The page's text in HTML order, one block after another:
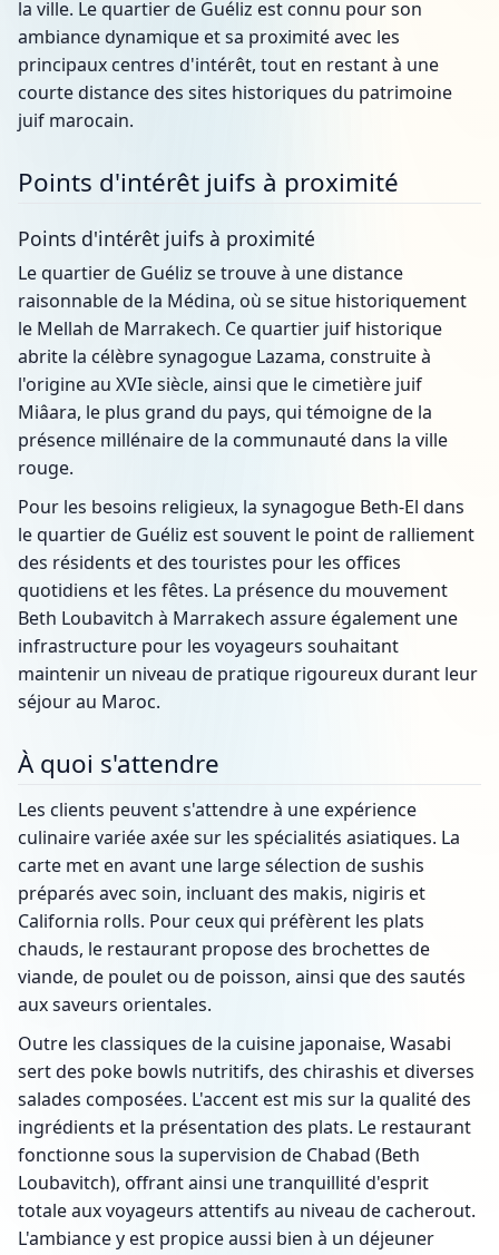
la ville. Le quartier de Guéliz est connu pour son
ambiance dynamique et sa proximité avec les
principaux centres d'intérêt, tout en restant à une
courte distance des sites historiques du patrimoine
juif marocain.
Points d'intérêt juifs à proximité
Points d'intérêt juifs à proximité
Le quartier de Guéliz se trouve à une distance
raisonnable de la Médina, où se situe historiquement
le Mellah de Marrakech. Ce quartier juif historique
abrite la célèbre synagogue Lazama, construite à
l'origine au XVIe siècle, ainsi que le cimetière juif
Miâara, le plus grand du pays, qui témoigne de la
présence millénaire de la communauté dans la ville
rouge.
Pour les besoins religieux, la synagogue Beth-El dans
le quartier de Guéliz est souvent le point de ralliement
des résidents et des touristes pour les offices
quotidiens et les fêtes. La présence du mouvement
Beth Loubavitch à Marrakech assure également une
infrastructure pour les voyageurs souhaitant
maintenir un niveau de pratique rigoureux durant leur
séjour au Maroc.
À quoi s'attendre
Les clients peuvent s'attendre à une expérience
culinaire variée axée sur les spécialités asiatiques. La
carte met en avant une large sélection de sushis
préparés avec soin, incluant des makis, nigiris et
California rolls. Pour ceux qui préfèrent les plats
chauds, le restaurant propose des brochettes de
viande, de poulet ou de poisson, ainsi que des sautés
aux saveurs orientales.
Outre les classiques de la cuisine japonaise, Wasabi
sert des poke bowls nutritifs, des chirashis et diverses
salades composées. L'accent est mis sur la qualité des
ingrédients et la présentation des plats. Le restaurant
fonctionne sous la supervision de Chabad (Beth
Loubavitch), offrant ainsi une tranquillité d'esprit
totale aux voyageurs attentifs au niveau de cacherout.
L'ambiance y est propice aussi bien à un déjeuner